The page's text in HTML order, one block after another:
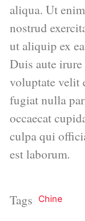
aliqua. Ut
nostrud
ut aliquip ex
Duis aute
voluptate velit
fugiat nulla
occaecat
culpa qui
est laborum.
Tags Chine